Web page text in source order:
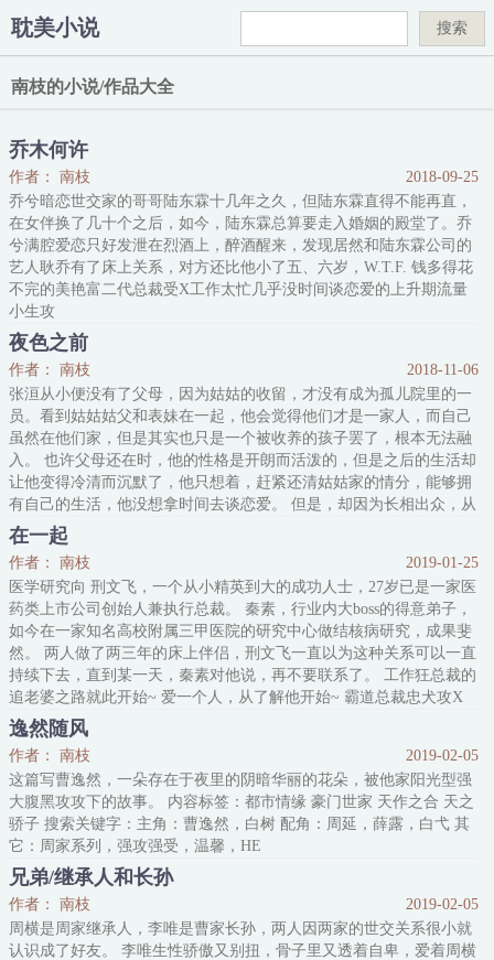
耽美小说 搜索
南枝的小说/作品大全
乔木何许
作者： 南枝
2018-09-25
乔兮暗恋世交家的哥哥陆东霖十几年之久，但陆东霖直得不能再直，
在女伴换了几十个之后，如今，陆东霖总算要走入婚姻的殿堂了。乔
兮满腔爱恋只好发泄在烈酒上，醉酒醒来，发现居然和陆东霖公司的
艺人耿乔有了床上关系，对方还比他小了五、六岁，W.T.F. 钱多得花
不完的美艳富二代总裁受X工作太忙几乎没时间谈恋爱的上升期流量
小生攻
夜色之前
作者： 南枝
2018-11-06
张洹从小便没有了父母，因为姑姑的收留，才没有成为孤儿院里的一
员。看到姑姑姑父和表妹在一起，他会觉得他们才是一家人，而自己
虽然在他们家，但是其实也只是一个被收养的孩子罢了，根本无法融
入。 也许父母还在时，他的性格是开朗而活泼的，但是之后的生活却
让他变得冷清而沉默了，他只想着，赶紧还清姑姑家的情分，能够拥
有自己的生活，他没想拿时间去谈恋爱。 但是，却因为长相出众，从
小就受女孩子们的追捧，别的女孩子还好，只要拒绝就行，这次却惹
上了一位大小姐，这位大小姐就是赵臻的女儿赵昶，就因此，反倒阴
差阳错成全了他和赵臻之
在一起
作者： 南枝
2019-01-25
医学研究向 刑文飞，一个从小精英到大的成功人士，27岁已是一家医
药类上市公司创始人兼执行总裁。 秦素，行业内大boss的得意弟子，
如今在一家知名高校附属三甲医院的研究中心做结核病研究，成果斐
然。 两人做了两三年的床上伴侣，刑文飞一直以为这种关系可以一直
持续下去，直到某一天，秦素对他说，再不要联系了。 工作狂总裁的
追老婆之路就此开始~ 爱一个人，从了解他开始~ 霸道总裁忠犬攻X
温文清冷美人受，年下。 本文纯属虚构，不要代入任何现实中的人
物、地点、事件，里面一切地点事件都为胡诌。 《微检》兄弟
逸然随风
作者： 南枝
2019-02-05
这篇写曹逸然，一朵存在于夜里的阴暗华丽的花朵，被他家阳光型强
大腹黑攻攻下的故事。 内容标签：都市情缘 豪门世家 天作之合 天之
骄子 搜索关键字：主角：曹逸然，白树 配角：周延，薛露，白弋 其
它：周家系列，强攻强受，温馨，HE
兄弟/继承人和长孙
作者： 南枝
2019-02-05
周横是周家继承人，李唯是曹家长孙，两人因两家的世交关系很小就
认识成了好友。 李唯生性骄傲又别扭，骨子里又透着自卑，爱着周横